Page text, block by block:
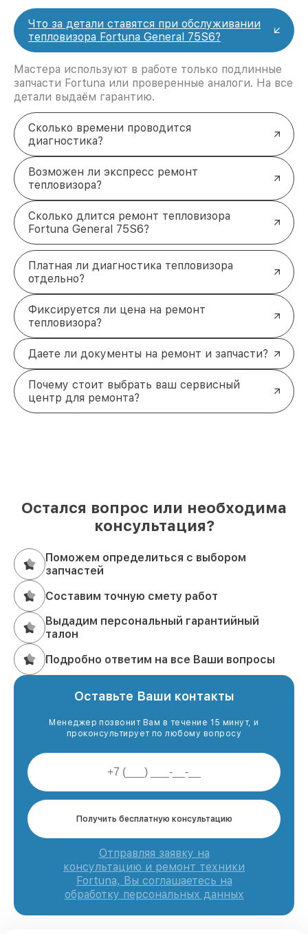
Что за детали ставятся при обслуживании
тепловизора Fortuna General 75S6?
Мастера используют в работе только подлинные
запчасти Fortuna или проверенные аналоги. На все
детали выдаём гарантию.
Сколько времени проводится
диагностика?
Возможен ли экспресс ремонт
тепловизора?
Сколько длится ремонт тепловизора
Fortuna General 75S6?
Платная ли диагностика тепловизора
отдельно?
Фиксируется ли цена на ремонт
тепловизора?
Даете ли документы на ремонт и запчасти?
Почему стоит выбрать ваш сервисный
центр для ремонта?
Остался вопрос или необходима
консультация?
Поможем определиться с выбором
запчастей
Составим точную смету работ
Выдадим персональный гарантийный
талон
Подробно ответим на все Ваши вопросы
Оставьте Ваши контакты
Менеджер позвонит Вам в течение 15 минут, и
проконсультирует по любому вопросу
Получить бесплатную консультацию
Отправляя заявку на
консультацию и ремонт техники
Fortuna, Вы соглашаетесь на
обработку персональных данных